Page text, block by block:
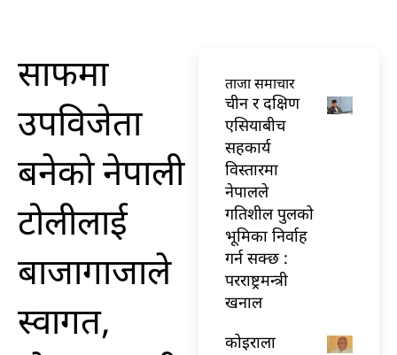
साफमा
उपविजेता
बनेको नेपाली
टोलीलाई
बाजागाजाले
स्वागत,
ताजा समाचार
चीन र दक्षिण
एसियाबीच
सहकार्य
विस्तारमा
नेपालले
गतिशील पुलको
भूमिका निर्वाह
गर्न सक्छ :
परराष्ट्रमन्त्री
खनाल
कोइराला